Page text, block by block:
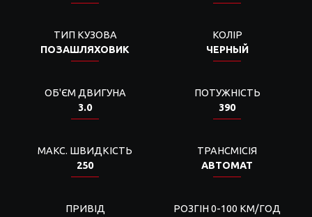
ТИП КУЗОВА
ПОЗАШЛЯХОВИК
КОЛІР
ЧЕРНЫЙ
ОБ'ЄМ ДВИГУНА
3.0
ПОТУЖНІСТЬ
390
МАКС. ШВИДКІСТЬ
250
ТРАНСМІСІЯ
АВТОМАТ
ПРИВІД
РОЗГІН 0-100 КМ/ГОД